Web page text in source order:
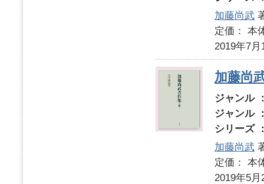
加藤尚武
定価：
2019年7月
加藤尚
ジャンル
ジャンル
シリーズ
加藤尚武
定価：
2019年5月